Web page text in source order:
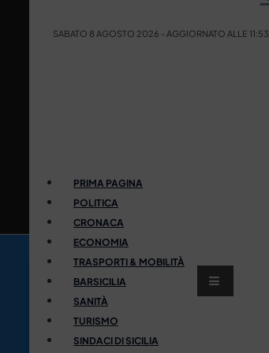
SABATO 8 AGOSTO 2026 - AGGIORNATO ALLE 11:53
PRIMA PAGINA
POLITICA
CRONACA
ECONOMIA
TRASPORTI & MOBILITÀ
BARSICILIA
SANITÀ
TURISMO
SINDACI DI SICILIA